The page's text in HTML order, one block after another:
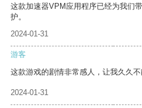
这款加速器VPM应用程序已经为我们
护。
2024-01-31
游客
这款游戏的剧情非常感人，让我久久不
2024-01-31